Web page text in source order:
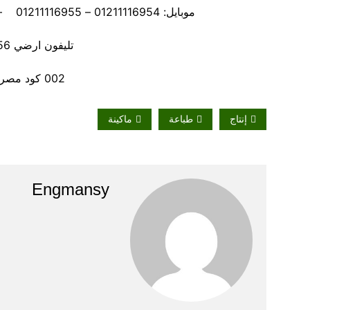
موبايل: 01211116954 – 01211116955 – 01211116956 – – 01211116958
تليفون ارضي 0225880056
002 كود مصر قبل الرقم
إنتاج طباعة ماكينة
Engmansy